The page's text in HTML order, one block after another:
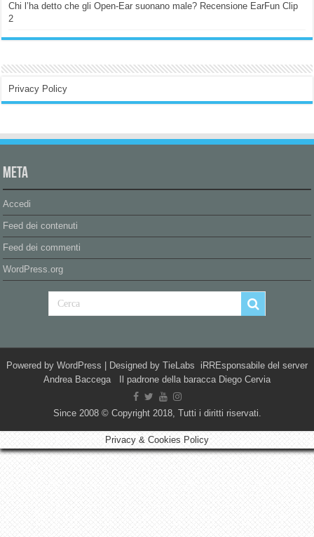
Chi l’ha detto che gli Open-Ear suonano male? Recensione EarFun Clip
2
Privacy Policy
Meta
Accedi
Feed dei contenuti
Feed dei commenti
WordPress.org
Powered by WordPress | Designed by TieLabs iRREsponsabile del server
Andrea Baccega Il padrone della baracca Diego Cervia
Since 2008 © Copyright 2018, Tutti i diritti riservati.
Privacy & Cookies Policy